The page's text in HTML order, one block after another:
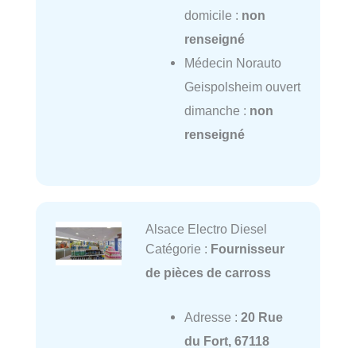
domicile : non
renseigné
Médecin Norauto
Geispolsheim ouvert
dimanche : non
renseigné
Alsace Electro Diesel
Catégorie : Fournisseur
de pièces de carross
Adresse : 20 Rue
du Fort, 67118